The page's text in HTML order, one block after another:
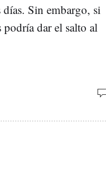
Sin embargo, si
podría dar el salto al